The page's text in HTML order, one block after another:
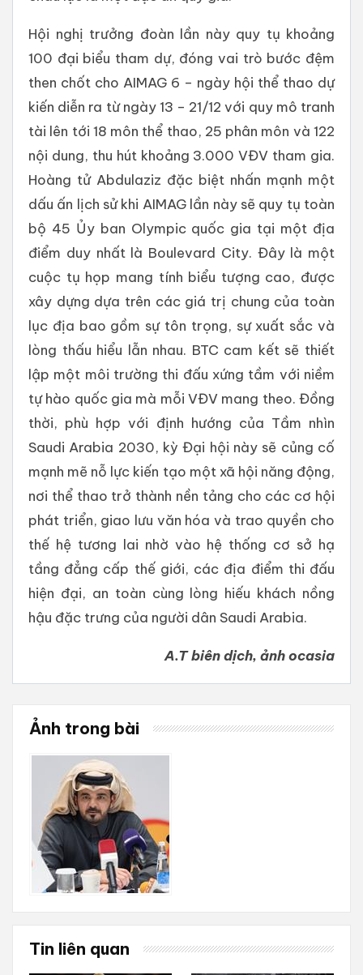
Hội nghị trưởng đoàn lần này quy tụ khoảng
100 đại biểu tham dự, đóng vai trò bước đệm
then chốt cho AIMAG 6 – ngày hội thể thao dự
kiến diễn ra từ ngày 13 – 21/12 với quy mô tranh
tài lên tới 18 môn thể thao, 25 phân môn và 122
nội dung, thu hút khoảng 3.000 VĐV tham gia.
Hoàng tử Abdulaziz đặc biệt nhấn mạnh một
dấu ấn lịch sử khi AIMAG lần này sẽ quy tụ toàn
bộ 45 Ủy ban Olympic quốc gia tại một địa
điểm duy nhất là Boulevard City. Đây là một
cuộc tụ họp mang tính biểu tượng cao, được
xây dựng dựa trên các giá trị chung của toàn
lục địa bao gồm sự tôn trọng, sự xuất sắc và
lòng thấu hiểu lẫn nhau. BTC cam kết sẽ thiết
lập một môi trường thi đấu xứng tầm với niềm
tự hào quốc gia mà mỗi VĐV mang theo. Đồng
thời, phù hợp với định hướng của Tầm nhìn
Saudi Arabia 2030, kỳ Đại hội này sẽ củng cố
mạnh mẽ nỗ lực kiến tạo một xã hội năng động,
nơi thể thao trở thành nền tảng cho các cơ hội
phát triển, giao lưu văn hóa và trao quyền cho
thế hệ tương lai nhờ vào hệ thống cơ sở hạ
tầng đẳng cấp thế giới, các địa điểm thi đấu
hiện đại, an toàn cùng lòng hiếu khách nồng
hậu đặc trưng của người dân Saudi Arabia.
A.T biên dịch, ảnh ocasia
Ảnh trong bài
Tin liên quan